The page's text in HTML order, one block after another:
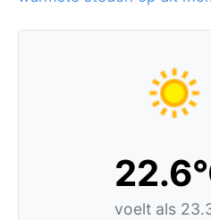
voelt als